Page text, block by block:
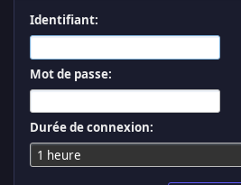
Identifiant:
Mot de passe:
Durée de connexion: